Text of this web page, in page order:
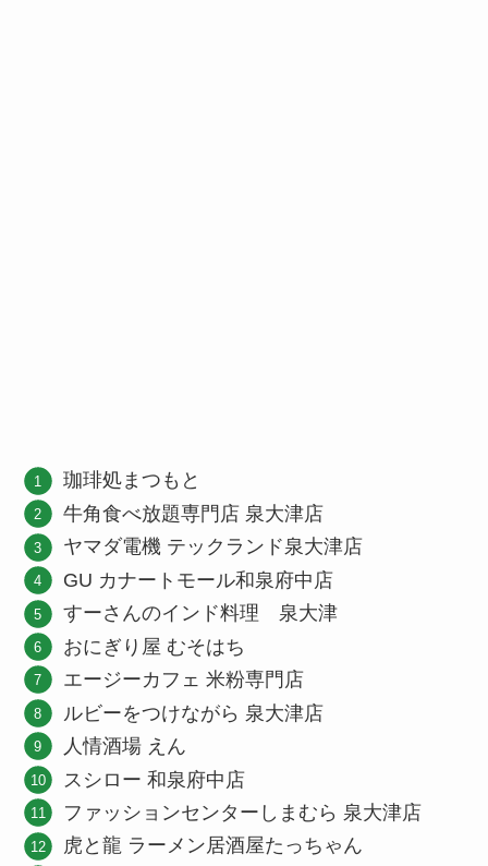
珈琲処まつもと
牛角食べ放題専門店 泉大津店
ヤマダ電機 テックランド泉大津店
GU カナートモール和泉府中店
すーさんのインド料理 泉大津
おにぎり屋 むそはち
エージーカフェ 米粉専門店
ルビーをつけながら 泉大津店
人情酒場 えん
スシロー 和泉府中店
ファッションセンターしまむら 泉大津店
虎と龍 ラーメン居酒屋たっちゃん